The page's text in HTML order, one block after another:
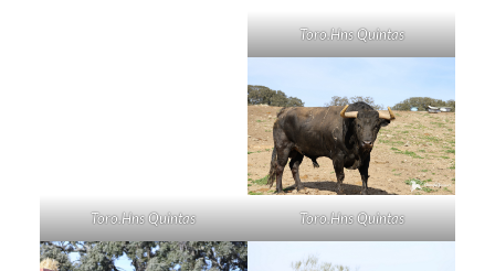
Toro.Hns Quintas
Toro.Hns Quintas Toro.Hns Quintas